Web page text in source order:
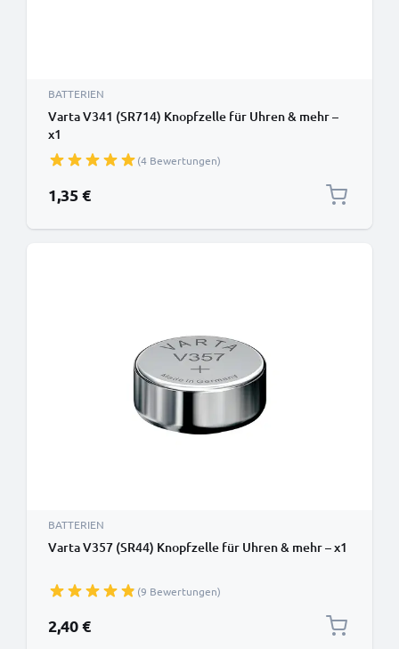
BATTERIEN
Varta V341 (SR714) Knopfzelle für Uhren & mehr –
x1
(4 Bewertungen)
1,35 €
BATTERIEN
Varta V357 (SR44) Knopfzelle für Uhren & mehr – x1
(9 Bewertungen)
2,40 €